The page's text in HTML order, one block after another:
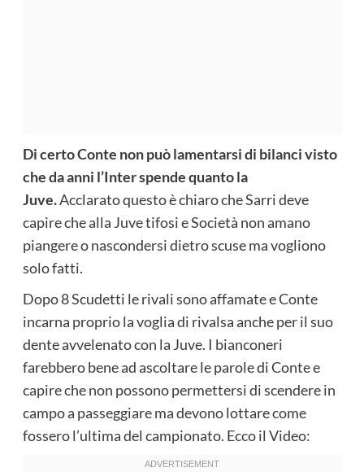
Di certo Conte non può lamentarsi di bilanci visto
che da anni l’Inter spende quanto la
Juve.Acclarato questo è chiaro che Sarri deve
capire che alla Juve tifosi e Società non amano
piangere o nascondersi dietro scuse ma vogliono
solo fatti.
Dopo 8 Scudetti le rivali sono affamate e Conte
incarna proprio la voglia di rivalsa anche per il suo
dente avvelenato con la Juve. I bianconeri
farebbero bene ad ascoltare le parole di Conte e
capire che non possono permettersi di scendere in
campo a passeggiare ma devono lottare come
fossero l’ultima del campionato. Ecco il Video: